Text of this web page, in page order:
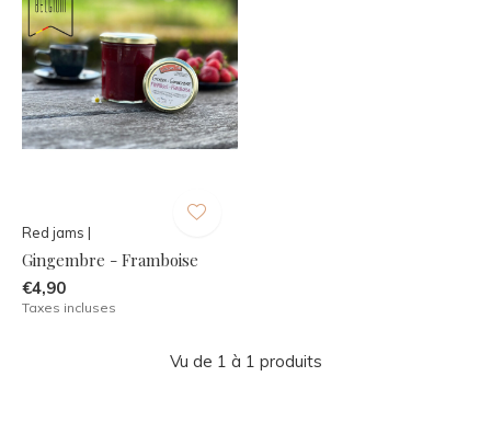
Red jams |
Gingembre - Framboise
€4,90
Taxes incluses
Vu de 1 à 1 produits